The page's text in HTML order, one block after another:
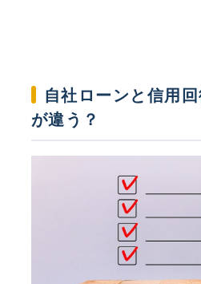
自社ローンと信用
が違う？